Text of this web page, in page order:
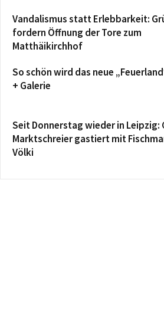
Vandalismus statt Erlebbarkeit:
fordern Öffnung der Tore zum
Matthäikirchhof
So schön wird das neue
+ Galerie
Seit Donnerstag wieder in Leipzig:
Marktschreier gastiert mit
Völki